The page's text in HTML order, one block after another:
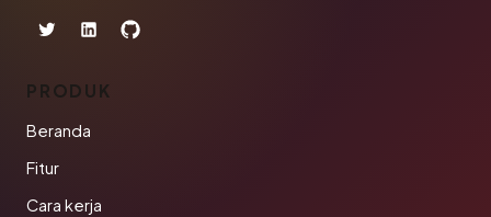
PRODUK
Beranda
Fitur
Cara kerja